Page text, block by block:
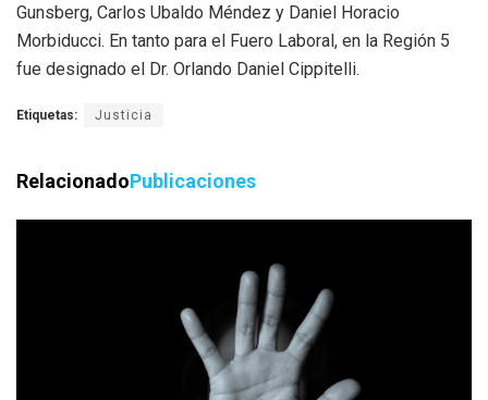
Gunsberg, Carlos Ubaldo Méndez y Daniel Horacio
Morbiducci. En tanto para el Fuero Laboral, en la Región 5
fue designado el Dr. Orlando Daniel Cippitelli.
Etiquetas: Justicia
RelacionadoPublicaciones